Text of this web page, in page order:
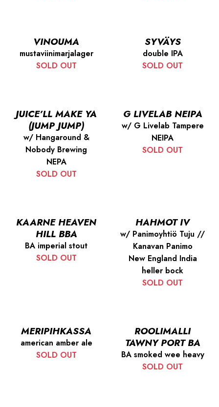
VINOUMA
mustaviinimarjalager
SOLD OUT
SYVÄYS
double IPA
SOLD OUT
JUICE’LL MAKE YA
(JUMP JUMP)
w/ Hangaround &
Nobody Brewing
NEPA
SOLD OUT
G LIVELAB NEIPA
w/ G Livelab Tampere
NEIPA
SOLD OUT
KAARNE HEAVEN
HILL BBA
BA imperial stout
SOLD OUT
HAHMOT IV
w/ Panimoyhtiö Tuju //
Kanavan Panimo
New England India
heller bock
SOLD OUT
MERIPIHKASSA
american amber ale
SOLD OUT
ROOLIMALLI
TAWNY PORT BA
BA smoked wee heavy
SOLD OUT